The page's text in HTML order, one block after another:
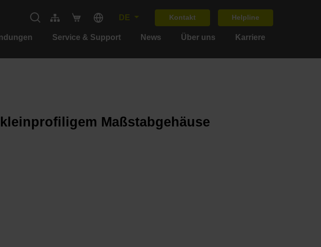
DE Kontakt Helpline
Service & Support News Über uns Karriere
Maßstabgehäuse